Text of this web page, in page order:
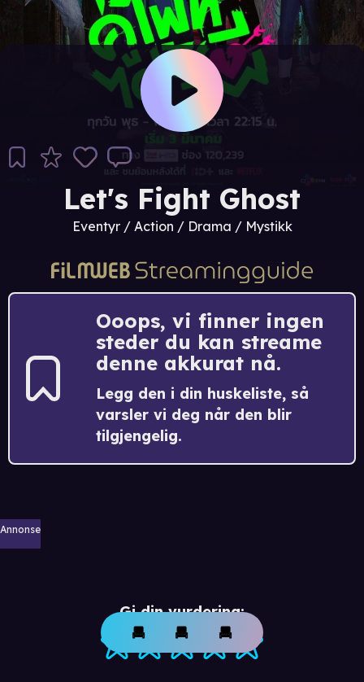
Let's Fight Ghost
Eventyr / Action / Drama / Mystikk
Ooops, vi finner ingen
steder du kan streame
denne akkurat nå.
Legg den i din huskeliste, så
varsler vi deg når den blir
tilgjengelig.
Annonse
Gi din vurdering: